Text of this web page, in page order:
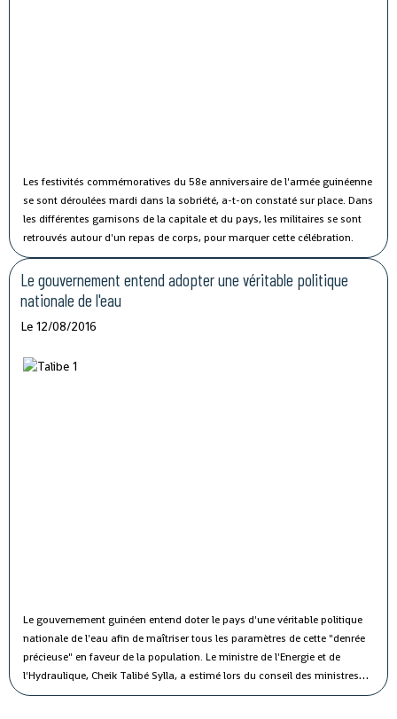
Les festivités commémoratives du 58e anniversaire de l'armée guinéenne
se sont déroulées mardi dans la sobriété, a-t-on constaté sur place. Dans
les différentes garnisons de la capitale et du pays, les militaires se sont
retrouvés autour d'un repas de corps, pour marquer cette célébration.
Le gouvernement entend adopter une véritable politique
nationale de l'eau
Le 12/08/2016
Le gouvernement guinéen entend doter le pays d'une véritable politique
nationale de l'eau afin de maîtriser tous les paramètres de cette "denrée
précieuse" en faveur de la population. Le ministre de l'Energie et de
l'Hydraulique, Cheik Talibé Sylla, a estimé lors du conseil des ministres
jeudi que le "potentiel des ressources en eau du pays est estimé à 226